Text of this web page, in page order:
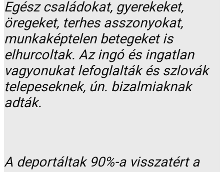
Egész családokat, gyerekeket,
öregeket, terhes asszonyokat,
munkaképtelen betegeket is
elhurcoltak. Az ingó és ingatlan
vagyonukat lefoglalták és szlovák
telepeseknek, ún. bizalmiaknak
adták.
A deportáltak 90%-a visszatért a